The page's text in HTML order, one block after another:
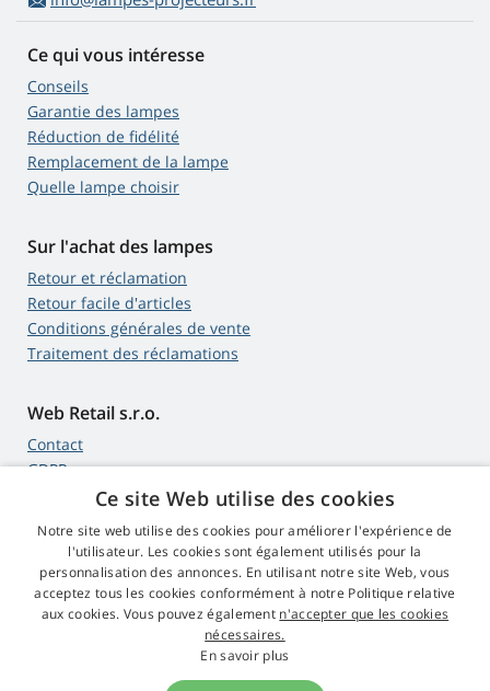
Ce qui vous intéresse
Conseils
Garantie des lampes
Réduction de fidélité
Remplacement de la lampe
Quelle lampe choisir
Sur l'achat des lampes
Retour et réclamation
Retour facile d'articles
Conditions générales de vente
Traitement des réclamations
Web Retail s.r.o.
Contact
GDPR
4,9étoiles
545 commentaires Google
© 2009 - 2026 Lampes-Projecteurs.fr
Ce site Web utilise des cookies
Notre site web utilise des cookies pour améliorer l'expérience de
l'utilisateur. Les cookies sont également utilisés pour la
personnalisation des annonces. En utilisant notre site Web, vous
acceptez tous les cookies conformément à notre Politique relative
aux cookies. Vous pouvez également n'accepter que les cookies
nécessaires.
En savoir plus